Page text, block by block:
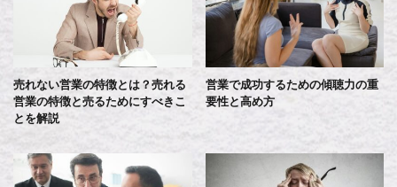
売れない営業の特徴とは？売れる
営業の特徴と売るためにすべきこ
とを解説
営業で成功するための傾聴力の重
要性と高め方